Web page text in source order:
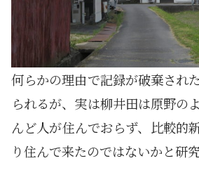
何らかの理由で記録が破棄され
られるが、実は柳井田は原野の
んど人が住んでおらず、比較的
り住んで来たのではないかと研